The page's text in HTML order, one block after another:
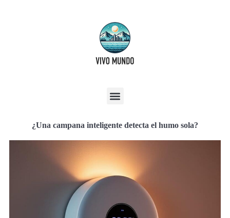
¿Una campana inteligente detecta el humo sola?